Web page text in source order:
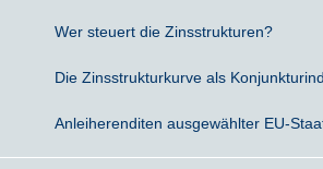
Depotwechsel
Fremdwährungskonto
Wer steuert die Zinsstrukturen?
Die Zinsstrukturkurve als
Anleiherenditen ausgewählter EU-